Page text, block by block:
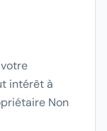
intérêt à
Non